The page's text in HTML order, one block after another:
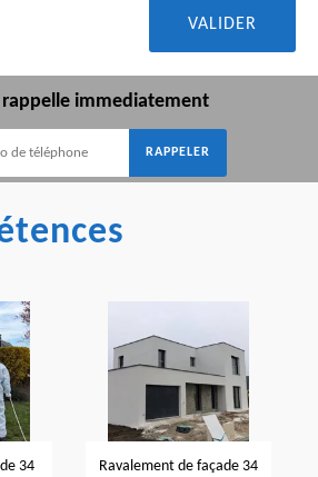
rappelle immediatement
34 Ravalement de façade 34